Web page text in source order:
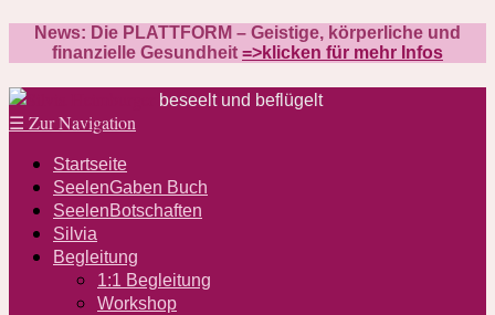
News: Die PLATTFORM – Geistige, körperliche und
finanzielle Gesundheit =>klicken für mehr Infos
beseelt und beflügelt
☰ Zur Navigation
Startseite
SeelenGaben Buch
SeelenBotschaften
Silvia
Begleitung
1:1 Begleitung
Workshop